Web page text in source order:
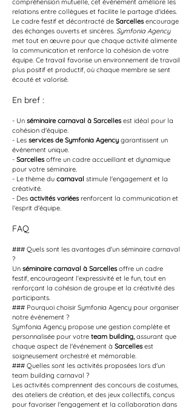
compréhension mutuelle, cet événement améliore les
relations entre collègues et facilite le partage d'idées.
Le cadre festif et décontracté de Sarcelles encourage
des échanges ouverts et sincères. Symfonia Agency
met tout en œuvre pour que chaque activité alimente
la communication et renforce la cohésion de votre
équipe. Ce travail favorise un environnement de travail
plus positif et productif, où chaque membre se sent
écouté et valorisé.
En bref :
- Un séminaire carnaval à Sarcelles est idéal pour la
cohésion d'équipe.
- Les services de Symfonia Agency garantissent un
événement unique.
- Sarcelles offre un cadre accueillant et dynamique
pour votre séminaire.
- Le thème du carnaval stimule l'engagement et la
créativité.
- Des activités variées renforcent la communication et
l'esprit d'équipe.
FAQ
### Quels sont les avantages d'un séminaire carnaval
?
Un séminaire carnaval à Sarcelles offre un cadre
festif, encourageant l’expressivité et le fun, tout en
renforçant la cohésion de groupe et la créativité des
participants.
### Pourquoi choisir Symfonia Agency pour organiser
notre événement ?
Symfonia Agency propose une gestion complète et
personnalisée pour votre team building, assurant que
chaque aspect de l'événement à Sarcelles est
soigneusement orchestré et mémorable.
### Quelles sont les activités proposées lors d'un
team building carnaval ?
Les activités comprennent des concours de costumes,
des ateliers de création, et des jeux collectifs, conçus
pour favoriser l'engagement et la collaboration dans